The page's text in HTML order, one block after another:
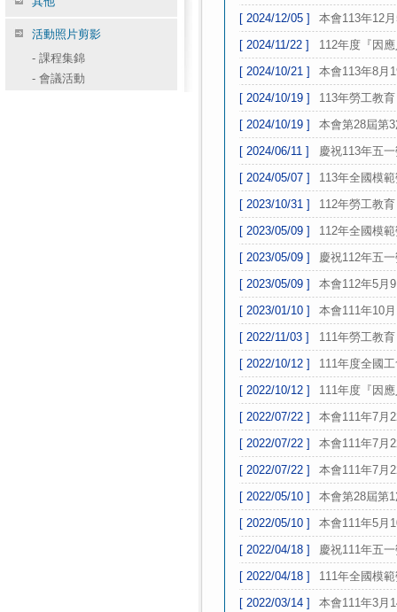
活動照片剪影
- 課程集錦
- 會議活動
[ 2024/12/05 ]
本會113年12
[ 2024/11/22 ]
112年度『因
[ 2024/10/21 ]
本會113年8月
[ 2024/10/19 ]
113年勞工教育
[ 2024/10/19 ]
本會第28屆第
[ 2024/06/11 ]
慶祝113年五
[ 2024/05/07 ]
113年全國模
[ 2023/10/31 ]
112年勞工教育
[ 2023/05/09 ]
112年全國模
[ 2023/05/09 ]
慶祝112年五
[ 2023/05/09 ]
本會112年5月
[ 2023/01/10 ]
本會111年10
[ 2022/11/03 ]
111年勞工教育
[ 2022/10/12 ]
111年度全國
[ 2022/10/12 ]
111年度『因
[ 2022/07/22 ]
本會111年7月
[ 2022/07/22 ]
本會111年7月
[ 2022/07/22 ]
本會111年7月
[ 2022/05/10 ]
本會第28屆第
[ 2022/05/10 ]
本會111年5月
[ 2022/04/18 ]
慶祝111年五
[ 2022/04/18 ]
111年全國模
[ 2022/03/14 ]
本會111年3月